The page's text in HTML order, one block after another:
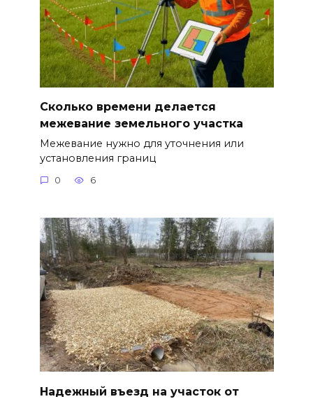
Сколько времени делается
межевание земельного участка
Межевание нужно для уточнения или
установления границ
0 6
Надежный въезд на участок от